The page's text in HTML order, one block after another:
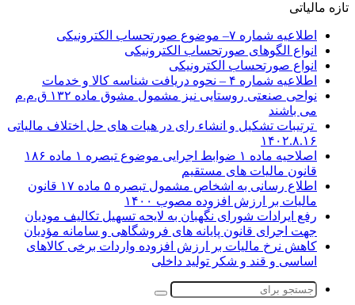
تازه مالیاتی
اطلاعیه شماره ۷– موضوع صورتحساب الکترونیکی
انواع الگوهای صورتحساب الکترونیکی
انواع صورتحساب الکترونیکی
اطلاعیه شماره ۴ – نحوه دریافت شناسه کالا و خدمات
نواحی صنعتی روستایی نیز مشمول مشوق ماده ۱۳۲ ق.م.م
می باشند
ترتیبات تشکیل و انشاء رای در هیات های حل اختلاف مالیاتی
۱۴۰۲.۸.۱۶
اصلاحیه ماده ۱ ضوابط اجرایی موضوع تبصره ۱ ماده ۱۸۶
قانون مالیات های مستقیم
اطلاع رسانی به اشخاص مشمول تبصره ۵ ماده ۱۷ قانون
مالیات بر ارزش افزوده مصوب ۱۴۰۰
رفع ایرادات شورای نگهبان به لایحه تسهیل تکالیف مودیان
جهت اجرای قانون پایانه های فروشگاهی و سامانه مؤدیان
کاهش نرخ مالیات بر ارزش افزوده واردات برخی کالاهای
اساسی و قند و شکر تولید داخلی
جستجو